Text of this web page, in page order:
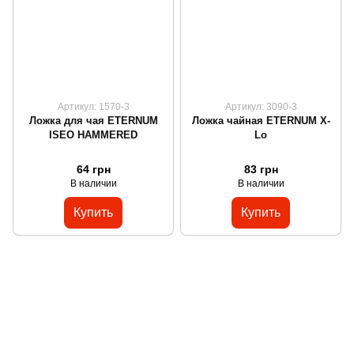
Артикул: 1570-3
Ложка для чая ETERNUM
ISEO HAMMERED
64 грн
В наличии
Купить
Артикул: 3090-3
Ложка чайная ETERNUM X-
Lo
83 грн
В наличии
Купить